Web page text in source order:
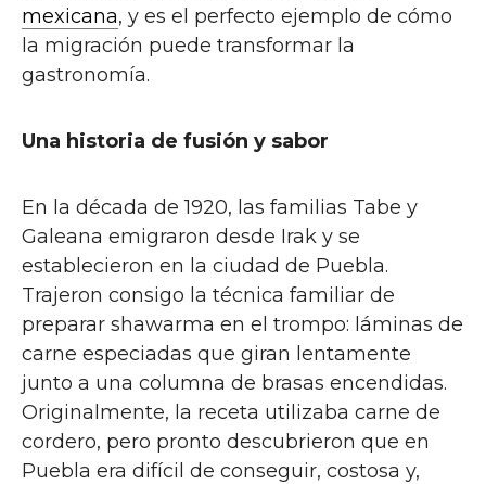
mexicana, y es el perfecto ejemplo de cómo
la migración puede transformar la
gastronomía.
Una historia de fusión y sabor
En la década de 1920, las familias Tabe y
Galeana emigraron desde Irak y se
establecieron en la ciudad de Puebla.
Trajeron consigo la técnica familiar de
preparar shawarma en el trompo: láminas de
carne especiadas que giran lentamente
junto a una columna de brasas encendidas.
Originalmente, la receta utilizaba carne de
cordero, pero pronto descubrieron que en
Puebla era difícil de conseguir, costosa y,